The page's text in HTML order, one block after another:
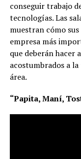
conseguir trabajo
tecnologías. Las
muestran cómo
empresa más
que deberán hacer
acostumbrados a
área.
“Papita, Maní,